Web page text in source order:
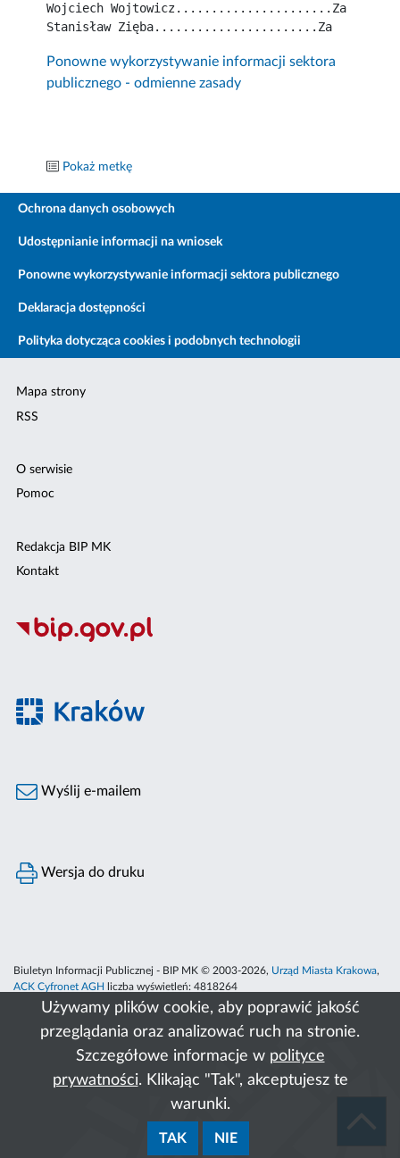
Używamy plików cookie, aby poprawić jakość
przeglądania oraz analizować ruch na stronie.
Szczegółowe informacje w polityce
prywatności. Klikając "Tak", akceptujesz te
warunki.
TAK NIE
Wojciech Wojtowicz......................Za
Stanisław Zięba.......................Za
Ponowne wykorzystywanie informacji sektora
publicznego - odmienne zasady
Pokaż metkę
Ochrona danych osobowych
Udostępnianie informacji na wniosek
Ponowne wykorzystywanie informacji sektora publicznego
Deklaracja dostępności
Polityka dotycząca cookies i podobnych technologii
Mapa strony
RSS
O serwisie
Pomoc
Redakcja BIP MK
Kontakt
Wyślij e-mailem
Wersja do druku
Biuletyn Informacji Publicznej - BIP MK © 2003-2026, Urząd Miasta Krakowa,
ACK Cyfronet AGH
liczba wyświetleń: 4818264